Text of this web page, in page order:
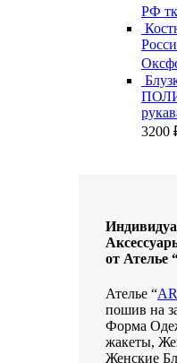
РФ
3200
от Ателье
Ателье “
пошив на
Форма
жакеты,
Женские